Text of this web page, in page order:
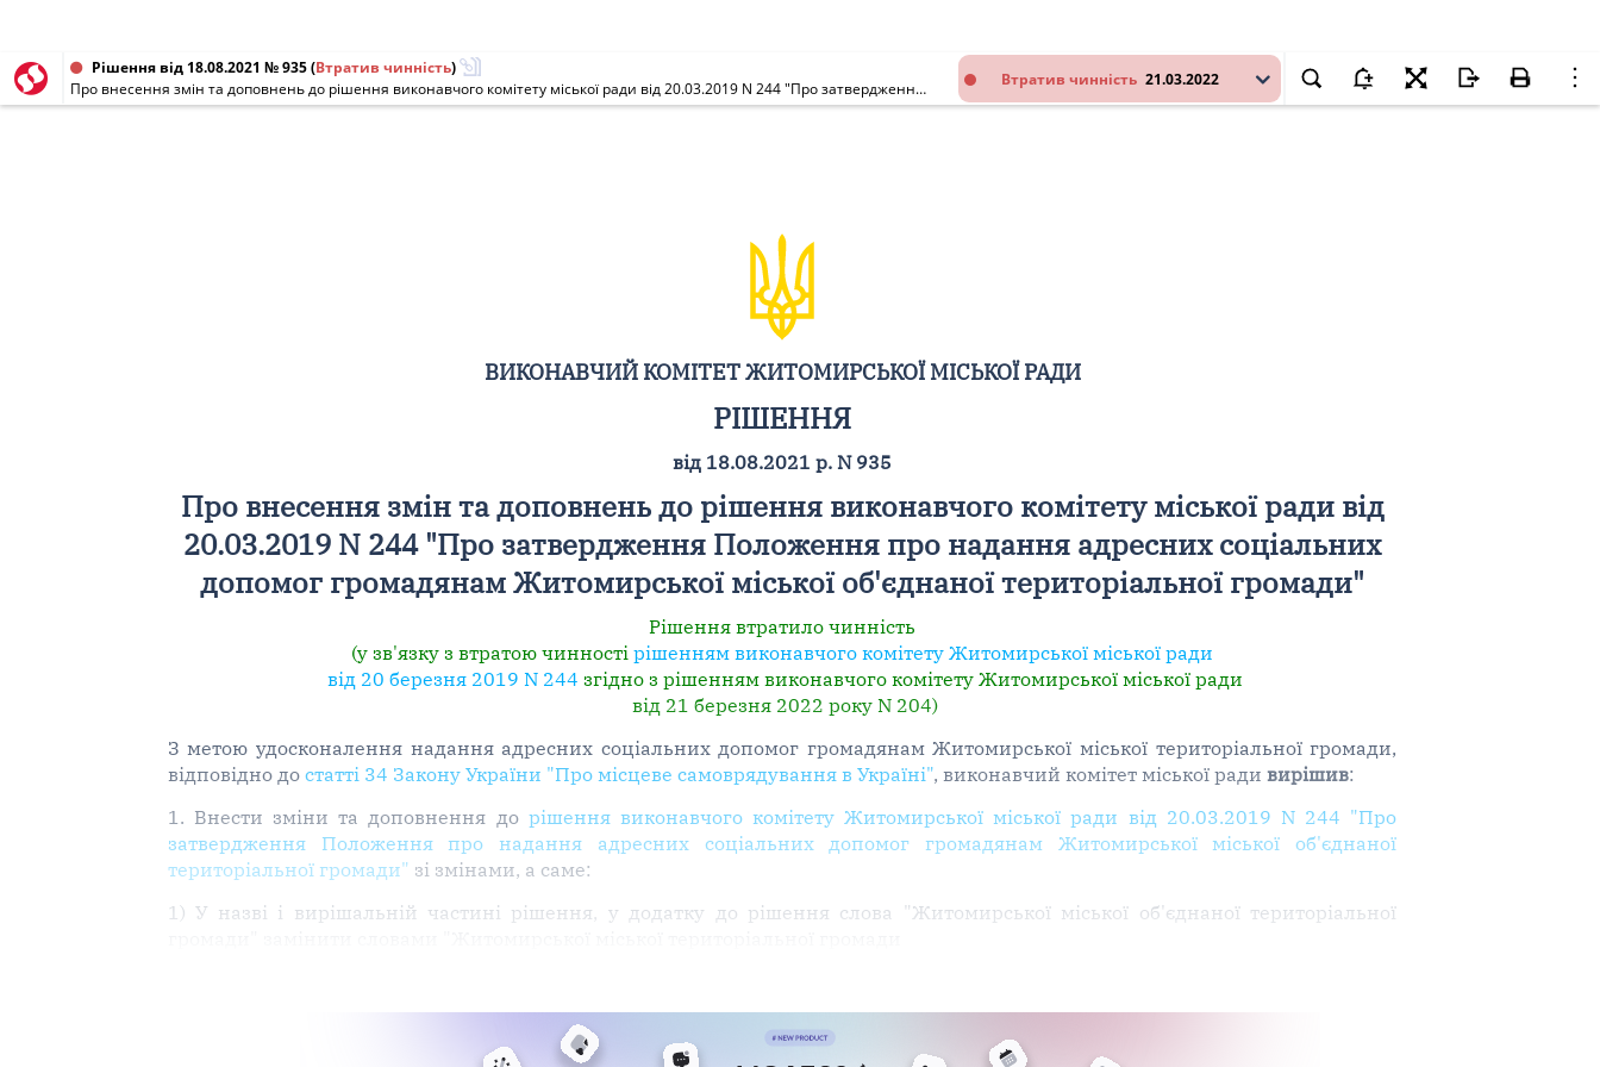
Втратив чинність 21.03.2022
Рішення від 18.08.2021 № 935(Втратив чинність)
Про внесення змін та доповнень до рішення виконавчого комітету міської ради від 20.03.2019 N 244 "Про затвердження Положення про надання адресних соціальних допомог громадянам Житомирської міської об'єднаної територіальної громади"
ВИКОНАВЧИЙ КОМІТЕТ ЖИТОМИРСЬКОЇ МІСЬКОЇ РАДИ
РІШЕННЯ
від 18.08.2021 р. N 935
Про внесення змін та доповнень до рішення виконавчого комітету міської ради від
20.03.2019 N 244 "Про затвердження Положення про надання адресних соціальних
допомог громадянам Житомирської міської об'єднаної територіальної громади"
Рішення втратило чинність
(у зв'язку з втратою чинності рішенням виконавчого комітету Житомирської міської ради
від 20 березня 2019 N 244 згідно з рішенням виконавчого комітету Житомирської міської ради
від 21 березня 2022 року N 204)
З метою удосконалення надання адресних соціальних допомог громадянам Житомирської міської територіальної громади,
відповідно до статті 34 Закону України "Про місцеве самоврядування в Україні", виконавчий комітет міської ради вирішив:
1. Внести зміни та доповнення до рішення виконавчого комітету Житомирської міської ради від 20.03.2019 N 244 "Про
затвердження Положення про надання адресних соціальних допомог громадянам Житомирської міської об'єднаної
територіальної громади" зі змінами, а саме:
1) У назві і вирішальній частині рішення, у додатку до рішення слова "Житомирської міської об'єднаної територіальної